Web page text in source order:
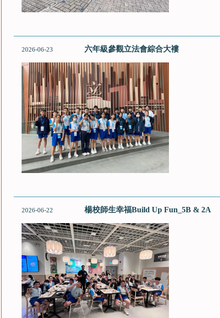
2026-06-23 六年級參觀立法會綜合大褸
2026-06-22 楊校師生幸福Build Up Fun_5B & 2A